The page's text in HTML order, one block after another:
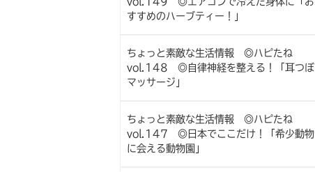
すすめのハーブティー！」
ちょっと素敵な生活情報 ◎ハピたね
vol.148 ◎自律神経を整える！「耳つぼ
マッサージ」
ちょっと素敵な生活情報 ◎ハピたね
vol.147 ◎日本でここだけ！「希少動物
に会える動物園」